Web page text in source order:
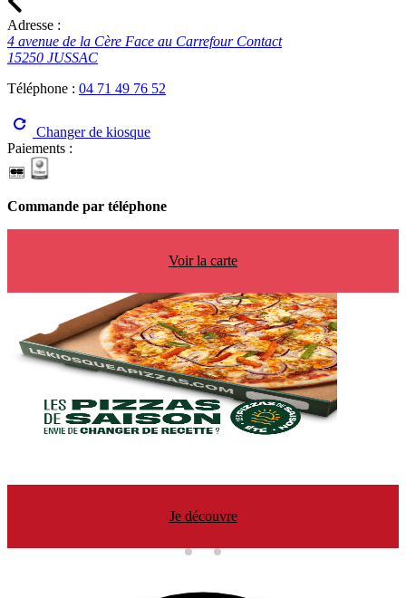
Adresse :
4 avenue de la Cère Face au Carrefour Contact
15250 JUSSAC
Téléphone : 04 71 49 76 52
Changer de kiosque
Paiements :
Commande par téléphone
Voir la carte
Je découvre